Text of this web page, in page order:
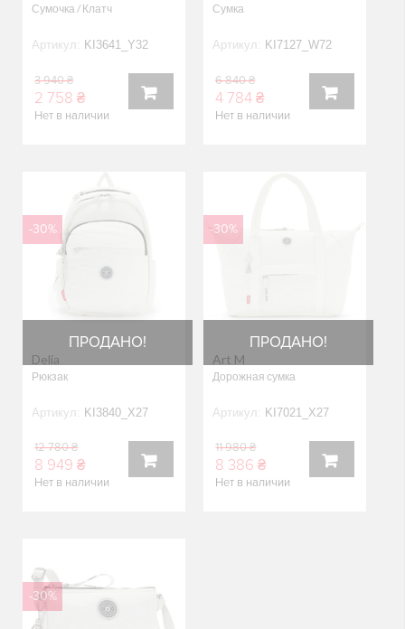
Сумочка / Клатч
Артикул: KI3641_Y32
3 940 ₴
2 758 ₴
Нет в наличии
Сумка
Артикул: KI7127_W72
6 840 ₴
4 784 ₴
Нет в наличии
ПРОДАНО!
-30%
Delia
Рюкзак
Артикул: KI3840_X27
12 780 ₴
8 949 ₴
Нет в наличии
ПРОДАНО!
-30%
Art M
Дорожная сумка
Артикул: KI7021_X27
11 980 ₴
8 386 ₴
Нет в наличии
-30%